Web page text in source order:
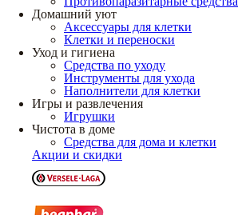
Домашний уют
Аксессуары для клетки
Клетки и переноски
Уход и гигиена
Средства по уходу
Инструменты для ухода
Наполнители для клетки
Игры и развлечения
Игрушки
Чистота в доме
Средства для дома и клетки
Акции и скидки